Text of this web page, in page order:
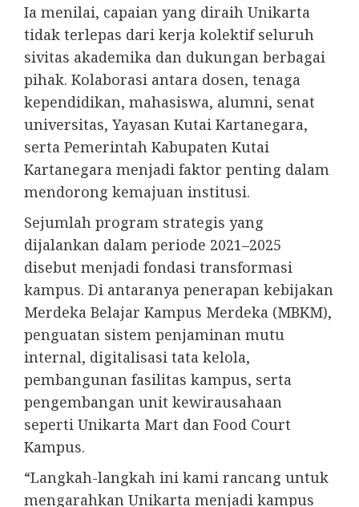
Ia menilai, capaian yang diraih Unikarta
tidak terlepas dari kerja kolektif seluruh
sivitas akademika dan dukungan berbagai
pihak. Kolaborasi antara dosen, tenaga
kependidikan, mahasiswa, alumni, senat
universitas, Yayasan Kutai Kartanegara,
serta Pemerintah Kabupaten Kutai
Kartanegara menjadi faktor penting dalam
mendorong kemajuan institusi.
Sejumlah program strategis yang
dijalankan dalam periode 2021–2025
disebut menjadi fondasi transformasi
kampus. Di antaranya penerapan kebijakan
Merdeka Belajar Kampus Merdeka (MBKM),
penguatan sistem penjaminan mutu
internal, digitalisasi tata kelola,
pembangunan fasilitas kampus, serta
pengembangan unit kewirausahaan
seperti Unikarta Mart dan Food Court
Kampus.
“Langkah-langkah ini kami rancang untuk
mengarahkan Unikarta menjadi kampus